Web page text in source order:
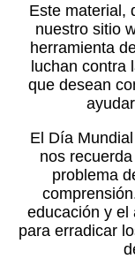
Este material,
nuestro sitio
herramienta
luchan contra
que desean
El Día
nos
problema
educación y el
para erradicar